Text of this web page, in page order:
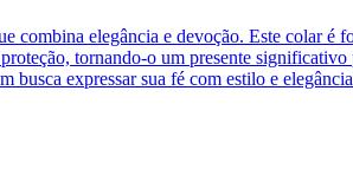
combina elegância e devoção. Este colar
tornando-o um presente
busca expressar sua fé com estilo e